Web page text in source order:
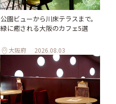
公園ビューから川床テラスまで。
緑に癒される大阪のカフェ5選
大阪府 2026.08.03